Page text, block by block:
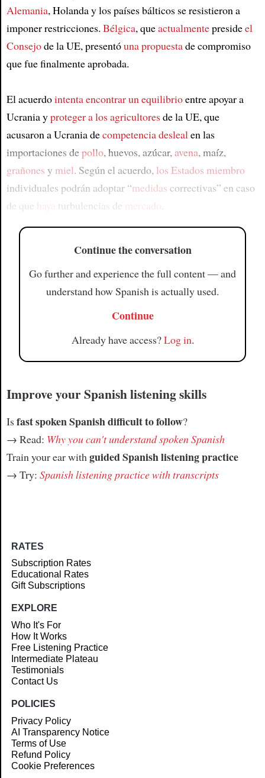
Alemania, Holanda y los países bálticos se resistieron a
imponer restricciones. Bélgica, queactualmentepresideel
Consejode la UE, presentóuna propuestade compromiso
que fue finalmente aprobada.
El acuerdointenta encontrar un equilibrioentre apoyar a
Ucrania yproteger alos agricultoresde la UE, que
acusaron a Ucrania decompetencia desleal en las
importaciones depollo, huevos, azúcar, avena, maíz,
grañones y miel. Según el acuerdo, los Estados miembro
individuales podrán adoptar “medidas correctivas” en caso
de que haya turbulencias de mercado
Continue the conversation
Go further and experience the full content — and
understand how Spanish is actually used.
Continue
Already have access?Log in.
Improve your Spanish listening skills
Isfast spoken Spanish difficult to follow?
→ Read: Why you can't understand spoken Spanish
Train your ear withguided Spanish listening practice
→ Try: Spanish listening practice with transcripts
RATES
Subscription Rates
Educational Rates
Gift Subscriptions
EXPLORE
Who It's For
How It Works
Free Listening Practice
Intermediate Plateau
Testimonials
Contact Us
POLICIES
Privacy Policy
AI Transparency Notice
Terms of Use
Refund Policy
Cookie Preferences